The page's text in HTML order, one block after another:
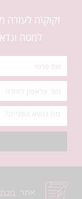
זקוק\ה לעזרה
למטה
אתר